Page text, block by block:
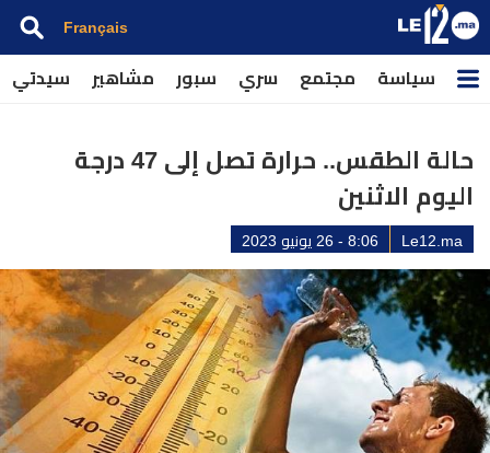
Français
سياسة مجتمع سري سبور مشاهير سيدتي
حالة الطقس.. حرارة تصل إلى 47 درجة
اليوم الاثنين
Le12.ma 8:06 - 26 يونيو 2023